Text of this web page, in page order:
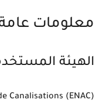
معلومات
الهيئة
Canalisations (ENAC)